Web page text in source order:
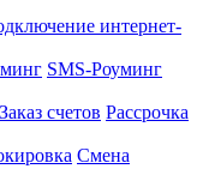
интернет-
SMS-Роуминг
Заказ счетов Рассрочка
Смена